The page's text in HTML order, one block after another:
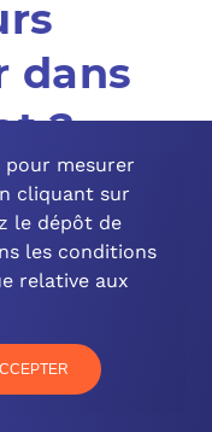
dans
?
des
de disponibilité
utilisateur.
d’incidents
résolus en
et
pour mesurer
cliquant sur
le dépôt de
les conditions
relative aux